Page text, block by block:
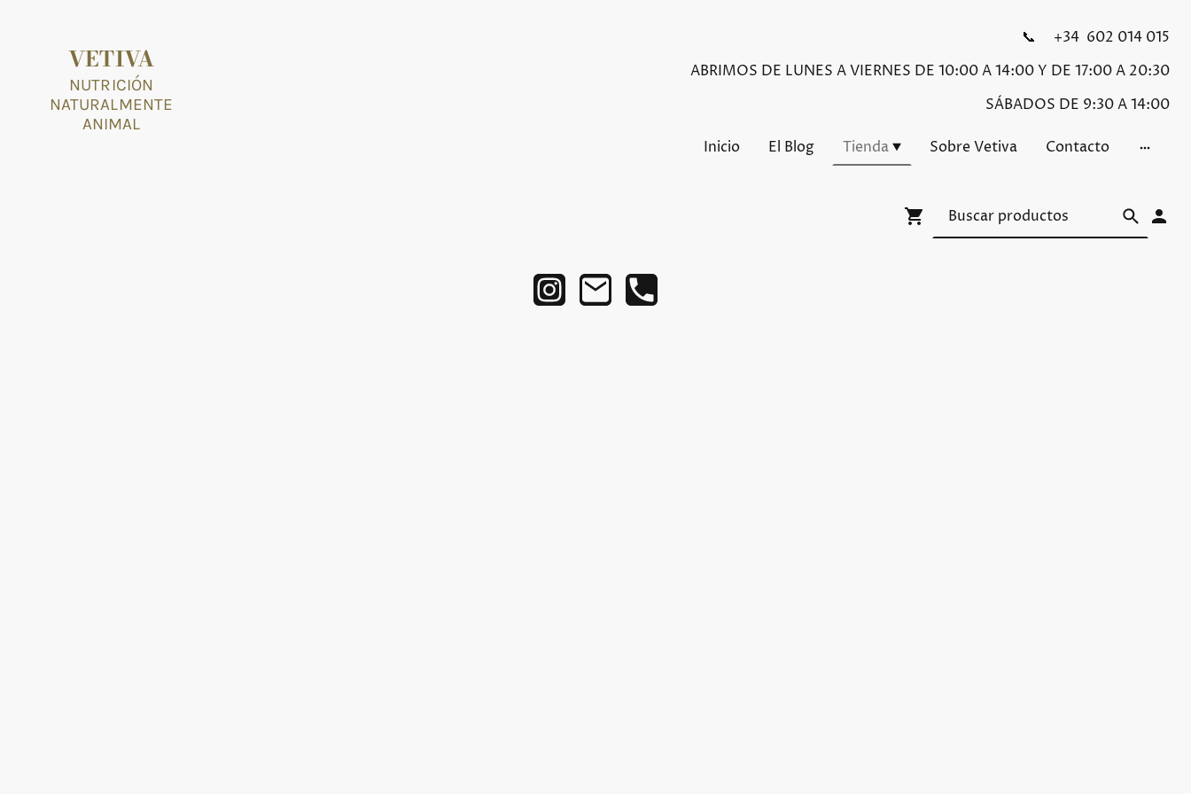
VETIVA
NUTRICIÓN
NATURALMENTE
ANIMAL
📞 +34 602 014 015
ABRIMOS DE LUNES A VIERNES DE 10:00 A 14:00 Y DE 17:00 A 20:30
SÁBADOS DE 9:30 A 14:00
Inicio El Blog Tienda Sobre Vetiva Contacto